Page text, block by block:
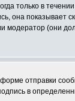
только в
она показывает
(они
отправки
в